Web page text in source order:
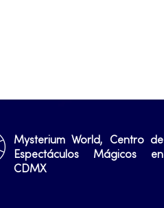
Mysterium World, Centro de
Espectáculos Mágicos en
CDMX